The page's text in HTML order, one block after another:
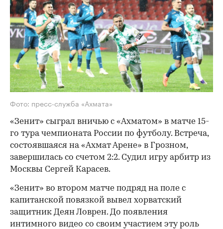
Фото: пресс-служба «Ахмата»
«Зенит» сыграл вничью с «Ахматом» в матче 15-
го тура чемпионата России по футболу. Встреча,
состоявшаяся на «Ахмат Арене» в Грозном,
завершилась со счетом 2:2. Судил игру арбитр из
Москвы Сергей Карасев.
«Зенит» во втором матче подряд на поле с
капитанской повязкой вывел хорватский
защитник Деян Ловрен. До появления
интимного видео со своим участием эту роль